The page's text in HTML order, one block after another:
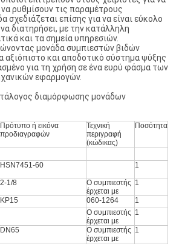
ρυθμίσουν τις παραμέτρους
σχεδιάζεται επίσης για να είναι εύκολο
διατηρήσει, με την κατάλληλη
και τα σημεία υπηρεσιών.
μονάδα συμπιεστών βιδών
αξιόπιστο και αποδοτικό σύστημα ψύξης
για τη χρήση σε ένα ευρύ φάσμα των
εφαρμογών.
διαμόρφωσης μονάδων
Πρότυπο ή εικόνα
προδιαγραφών
Τεχνική
περιγραφή
(κώδικας)
Ποσότητα
HSN7451-60 1
2-1/8
Ο συμπιεστής
έρχεται με
1
KP15 060-1264
1
Ο συμπιεστής
έρχεται με
1
DN65
Ο συμπιεστής
έρχεται με
1